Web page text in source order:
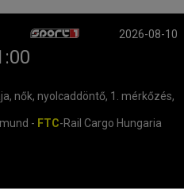
2026-08-10
nők, nyolcaddöntő, 1. mérkőzés,
- FTC-Rail Cargo Hungaria